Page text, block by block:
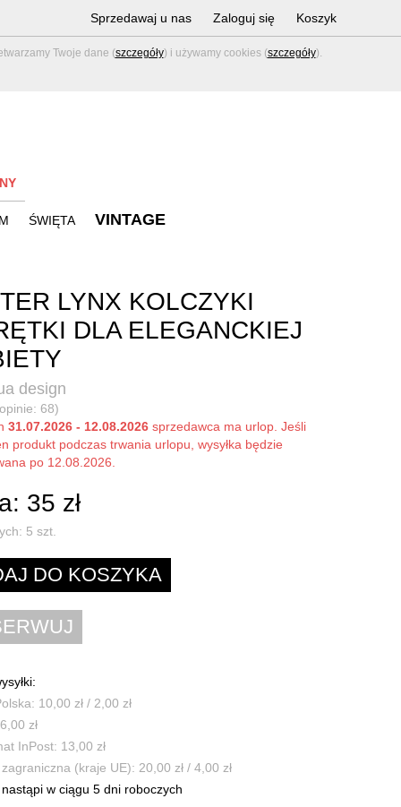
Twoje dane (szczegóły) i używamy cookies (szczegóły).
Sprzedawaj u nas Zaloguj się Koszyk
ŚWIĘTA VINTAGE
LYNX KOLCZYKI
DLA ELEGANCKIEJ
design
68)
31.07.2026 - 12.08.2026 sprzedawca ma urlop. Jeśli
produkt podczas trwania urlopu, wysyłka będzie
po 12.08.2026.
35 zł
5 szt.
10,00 zł / 2,00 zł
zł
InPost: 13,00 zł
zagraniczna (kraje UE): 20,00 zł / 4,00 zł
nastąpi w ciągu 5 dni roboczych